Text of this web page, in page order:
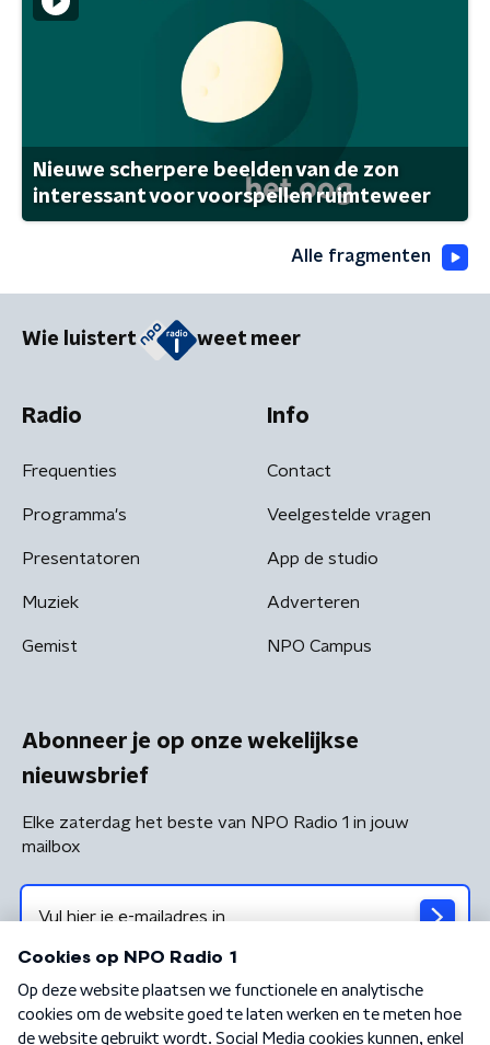
Nieuwe scherpere beelden van de zon
interessant voor voorspellen ruimteweer
Alle fragmenten
Wie luistert weet meer
Radio
Frequenties
Programma's
Presentatoren
Muziek
Gemist
Info
Contact
Veelgestelde vragen
App de studio
Adverteren
NPO Campus
Abonneer je op onze wekelijkse
nieuwsbrief
Elke zaterdag het beste van NPO Radio 1 in jouw
mailbox